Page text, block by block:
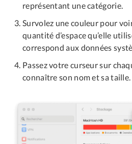
représentant une catégorie.
Survolez une couleur pour
quantité d’espace qu’elle
correspond aux données
Passez votre curseur sur
connaître son nom et sa taille.